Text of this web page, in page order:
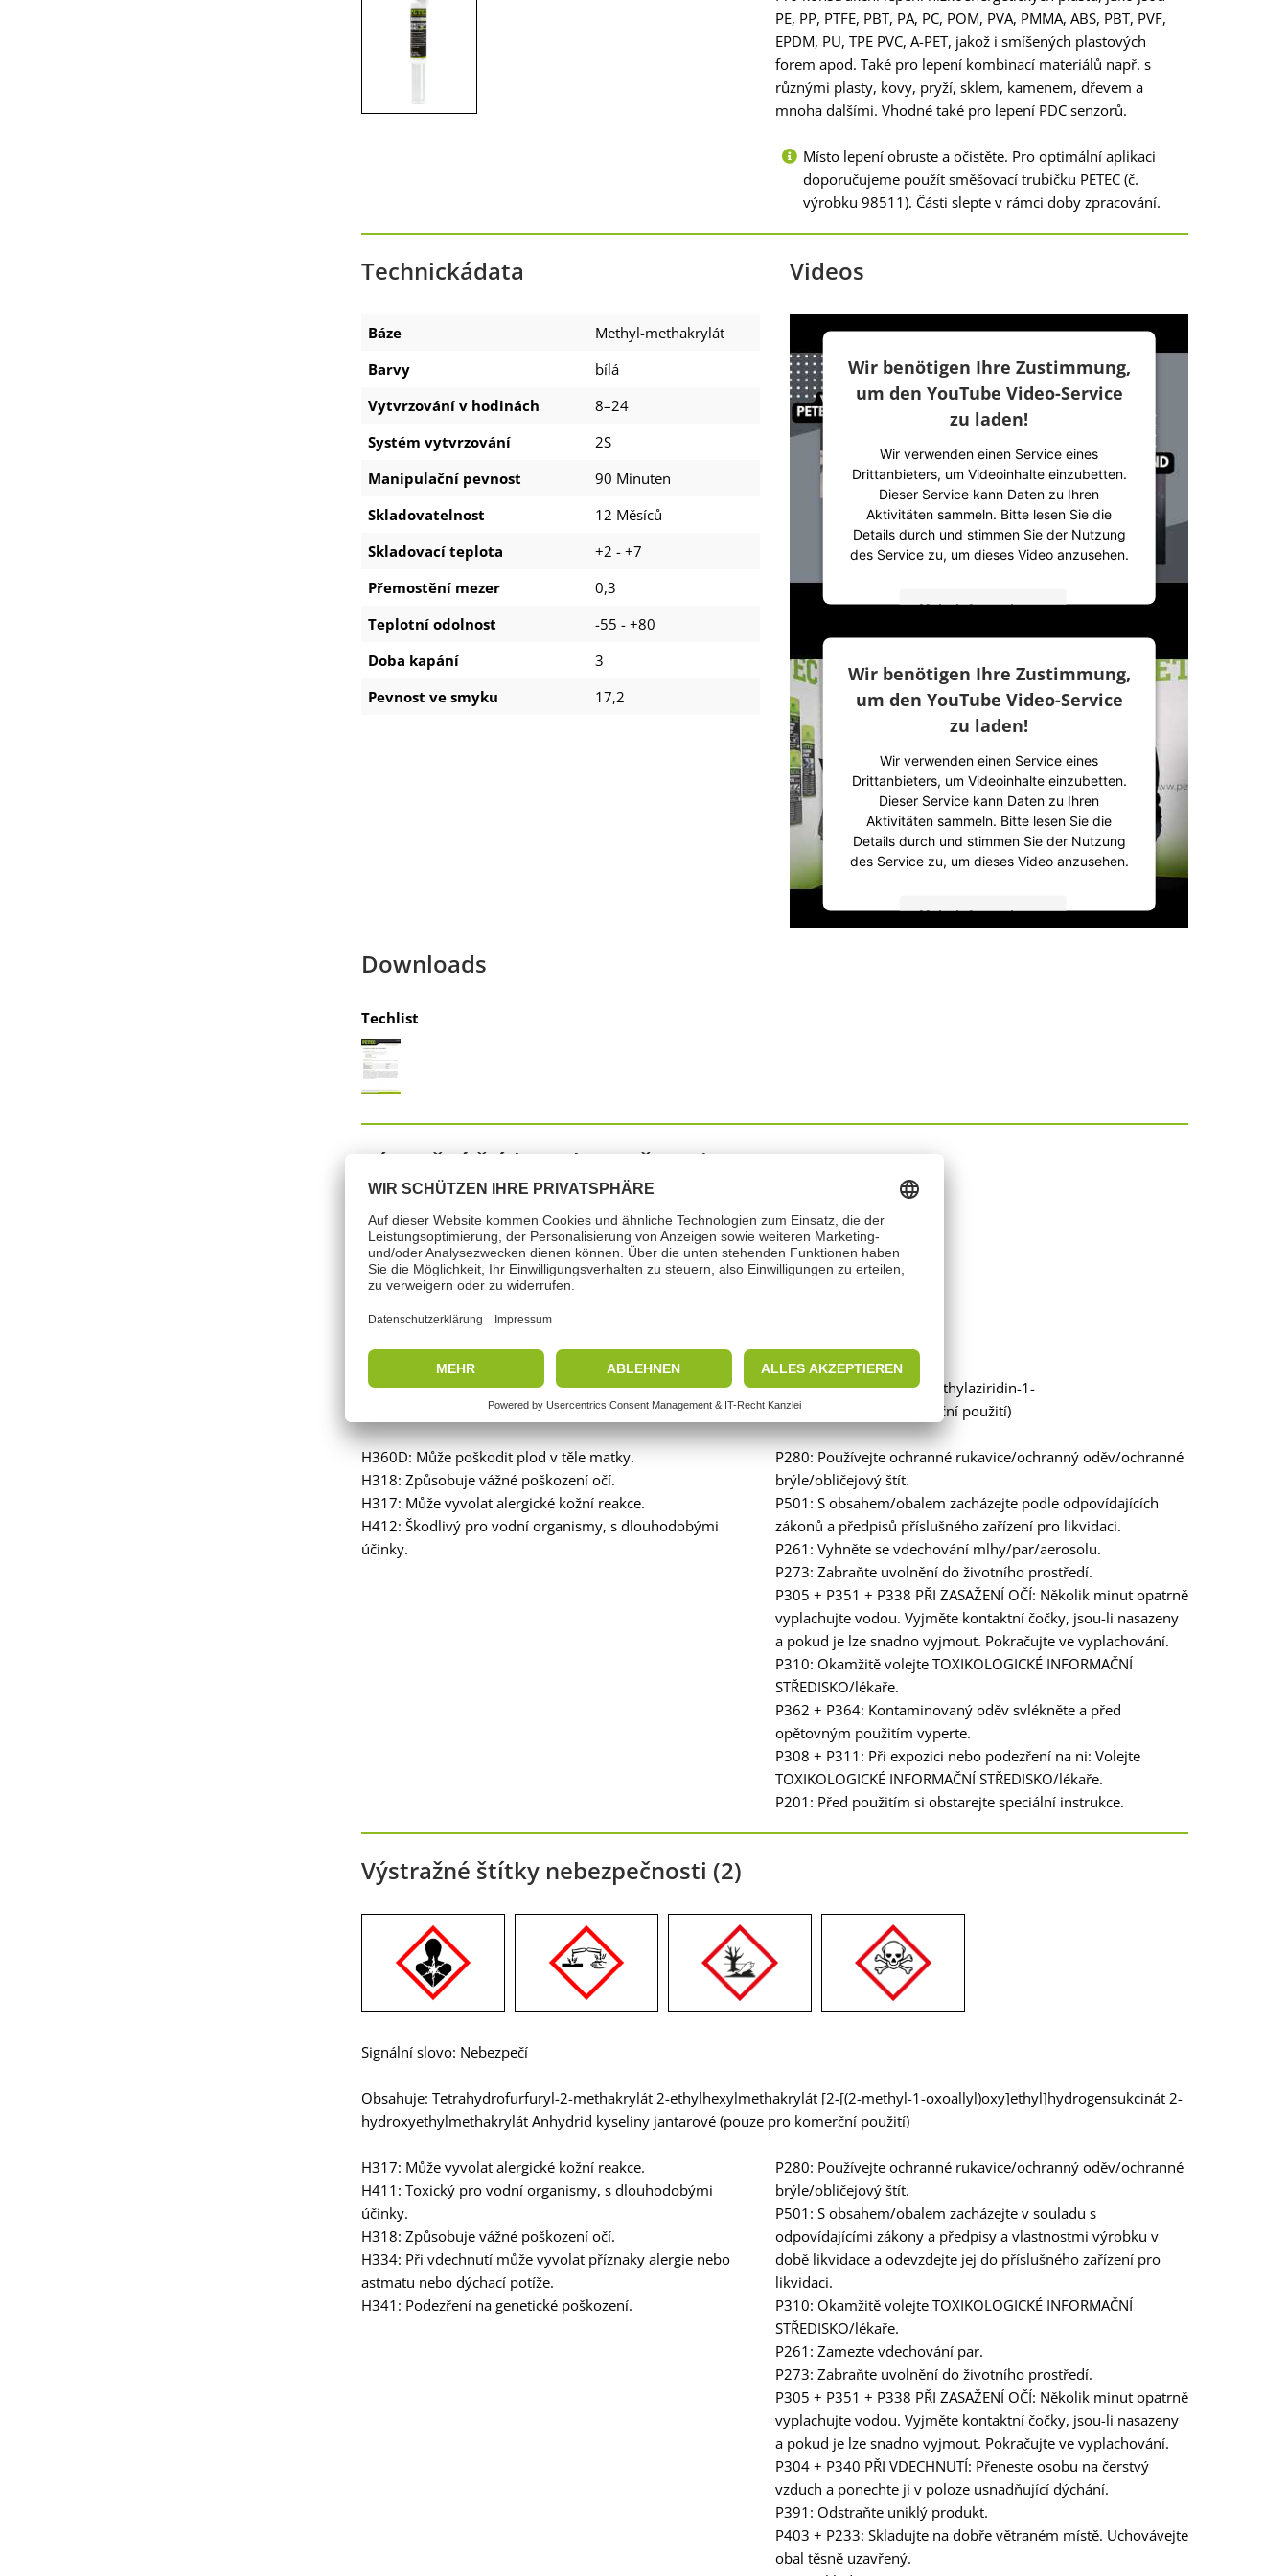
PE, PP, PTFE, PBT, PA, PC, POM, PVA, PMMA, ABS, PBT, PVF,
EPDM, PU, TPE PVC, A-PET, jakož i smíšených plastových
forem apod. Také pro lepení kombinací materiálů např. s
různými plasty, kovy, pryží, sklem, kamenem, dřevem a
mnoha dalšími. Vhodné také pro lepení PDC senzorů.
Místo lepení obruste a očistěte. Pro optimální aplikaci
doporučujeme použít směšovací trubičku PETEC (č.
výrobku 98511). Části slepte v rámci doby zpracování.
Technickádata
Báze
Methyl-methakrylát
Barvy
bílá
Vytvrzování v hodinách
8–24
Systém vytvrzování
2S
Manipulační pevnost
90 Minuten
Skladovatelnost
12 Měsíců
Skladovací teplota
+2 - +7
Přemostění mezer
0,3
Teplotní odolnost
-55 - +80
Doba kapání
3
Pevnost ve smyku
17,2
Videos
Wir benötigen Ihre Zustimmung,
um den YouTube Video-Service
zu laden!
Wir verwenden einen Service eines
Drittanbieters, um Videoinhalte einzubetten.
Dieser Service kann Daten zu Ihren
Aktivitäten sammeln. Bitte lesen Sie die
Details durch und stimmen Sie der Nutzung
des Service zu, um dieses Video anzusehen.
Mehr Informationen
powered byUsercentrics Consent
Wir benötigen Ihre Zustimmung,
um den YouTube Video-Service
zu laden!
Wir verwenden einen Service eines
Drittanbieters, um Videoinhalte einzubetten.
Dieser Service kann Daten zu Ihren
Aktivitäten sammeln. Bitte lesen Sie die
Details durch und stimmen Sie der Nutzung
des Service zu, um dieses Video anzusehen.
Mehr Informationen
Downloads
Techlist
Výstražné štítky nebezpečnosti (1)
Obsahuje: Hexaethyl-mu[kappa-N-kappa-N'-(1,6-hexandiamin)]dibor 2-Ethyl-2-[[3-(2-methylaziridin-1-
yl)propionyl]methyl]propan-1,3-diylbis(2-methylaziridin-1-propionát) (Pouze pro komerční použití)
H360D: Může poškodit plod v těle matky.
H318: Způsobuje vážné poškození očí.
H317: Může vyvolat alergické kožní reakce.
H412: Škodlivý pro vodní organismy, s dlouhodobými
účinky.
P280: Používejte ochranné rukavice/ochranný oděv/ochranné
brýle/obličejový štít.
P501: S obsahem/obalem zacházejte podle odpovídajících
zákonů a předpisů příslušného zařízení pro likvidaci.
P261: Vyhněte se vdechování mlhy/par/aerosolu.
P273: Zabraňte uvolnění do životního prostředí.
P305 + P351 + P338 PŘI ZASAŽENÍ OČÍ: Několik minut opatrně
vyplachujte vodou. Vyjměte kontaktní čočky, jsou-li nasazeny
a pokud je lze snadno vyjmout. Pokračujte ve vyplachování.
P310: Okamžitě volejte TOXIKOLOGICKÉ INFORMAČNÍ
STŘEDISKO/lékaře.
P362 + P364: Kontaminovaný oděv svlékněte a před
opětovným použitím vyperte.
P308 + P311: Při expozici nebo podezření na ni: Volejte
TOXIKOLOGICKÉ INFORMAČNÍ STŘEDISKO/lékaře.
P201: Před použitím si obstarejte speciální instrukce.
Výstražné štítky nebezpečnosti (2)
Signální slovo: Nebezpečí
Obsahuje: Tetrahydrofurfuryl-2-methakrylát 2-ethylhexylmethakrylát [2-[(2-methyl-1-oxoallyl)oxy]ethyl]hydrogensukcinát 2-
hydroxyethylmethakrylát Anhydrid kyseliny jantarové (pouze pro komerční použití)
H317: Může vyvolat alergické kožní reakce.
H411: Toxický pro vodní organismy, s dlouhodobými
účinky.
H318: Způsobuje vážné poškození očí.
H334: Při vdechnutí může vyvolat příznaky alergie nebo
astmatu nebo dýchací potíže.
H341: Podezření na genetické poškození.
P280: Používejte ochranné rukavice/ochranný oděv/ochranné
brýle/obličejový štít.
P501: S obsahem/obalem zacházejte v souladu s
odpovídajícími zákony a předpisy a vlastnostmi výrobku v
době likvidace a odevzdejte jej do příslušného zařízení pro
likvidaci.
P310: Okamžitě volejte TOXIKOLOGICKÉ INFORMAČNÍ
STŘEDISKO/lékaře.
P261: Zamezte vdechování par.
P273: Zabraňte uvolnění do životního prostředí.
P305 + P351 + P338 PŘI ZASAŽENÍ OČÍ: Několik minut opatrně
vyplachujte vodou. Vyjměte kontaktní čočky, jsou-li nasazeny
a pokud je lze snadno vyjmout. Pokračujte ve vyplachování.
P304 + P340 PŘI VDECHNUTÍ: Přeneste osobu na čerstvý
vzduch a ponechte ji v poloze usnadňující dýchání.
P391: Odstraňte uniklý produkt.
P403 + P233: Skladujte na dobře větraném místě. Uchovávejte
obal těsně uzavřený.